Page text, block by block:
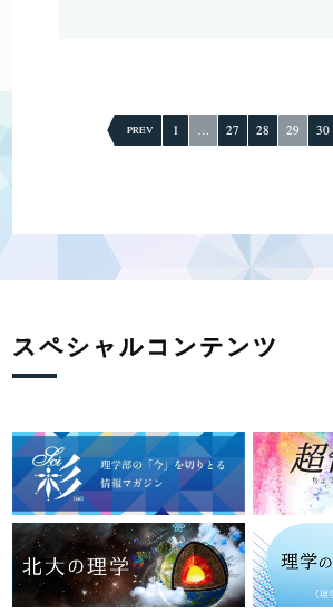
PREV 1 … 27 28 29 30
スペシャルコンテンツ